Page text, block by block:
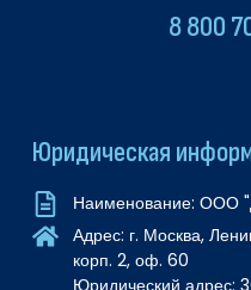
8 800
Юридическая
Наименование: ООО
Адрес: г. Москва,
корп. 2, оф. 60
Юридический адрес: